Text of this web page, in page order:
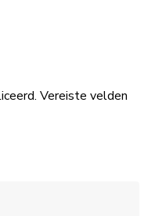
Vereiste velden